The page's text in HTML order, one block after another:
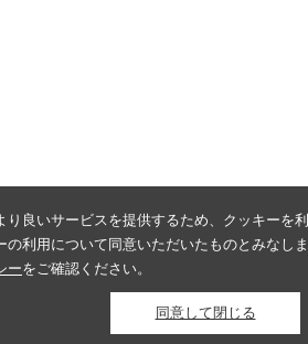
り良いサービスを提供するため、クッキーを
の利用について同意いただいたものとみなし
ーをご確認ください。
同意して閉じる